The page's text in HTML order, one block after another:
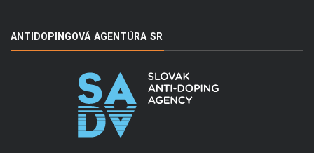
ANTIDOPINGOVÁ AGENTÚRA SR